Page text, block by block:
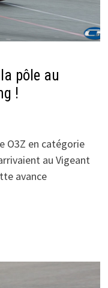
pôle au
!
O3Z en catégorie
au Vigeant
avance